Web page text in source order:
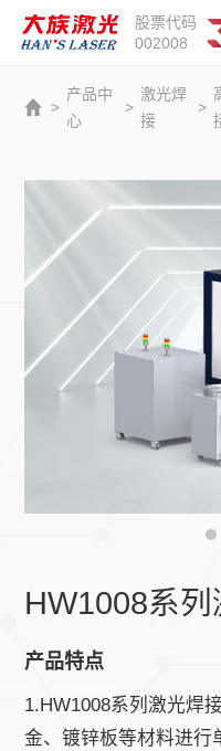
股票代码
002008
>
产品中
心
>
激光焊
接
>
HW1008系
产品特点
1.HW1008系列激光焊
金、镀锌板等材料进行